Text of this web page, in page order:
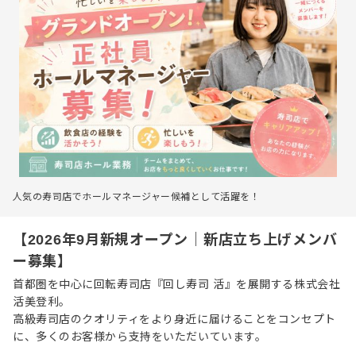
人気の寿司店でホールマネージャー候補として活躍を！
【2026年9月新規オープン｜新店立ち上げメンバ
ー募集】
首都圏を中心に回転寿司店『回し寿司 活』を展開する株式会社
活美登利。
高級寿司店のクオリティをより身近に届けることをコンセプト
に、多くのお客様から支持をいただいています。